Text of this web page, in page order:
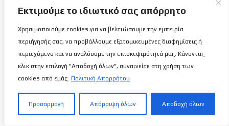
Εκτιμούμε το ιδιωτικό σας απόρρητο
Χρησιμοποιούμε cookies για να βελτιώσουμε την εμπειρία
περιήγησής σας, να προβάλλουμε εξατομικευμένες διαφημίσεις ή
περιεχόμενο και να αναλύουμε την επισκεψιμότητά μας. Κάνοντας
κλικ στην επιλογή "Αποδοχή όλων", συναινείτε στη χρήση των
cookies από εμάς. Πολιτική Απορρήτου
Προσαρμογή Απόρριψη όλων Αποδοχή όλων
σας, η basketballstoriescy.com.
Κανένα μα κανένα κείμενο σε αυτήν την ιστοσελίδα, δεν
θα είναιανώνυμο!
Τελευταία άρθρα